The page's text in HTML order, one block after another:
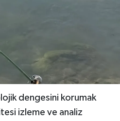
dengesini korumak
izleme ve analiz